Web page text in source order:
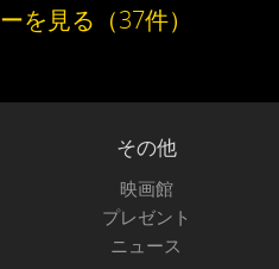
を見る（37件）
その他
映画館
プレゼント
ニュース